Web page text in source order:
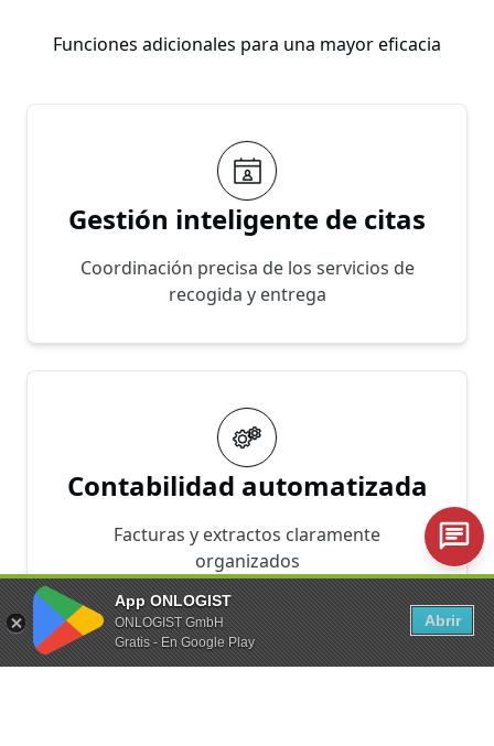
App ONLOGIST
ONLOGIST GmbH
Gratis - En Google Play
Abrir
Funciones adicionales para una mayor eficacia
Gestión inteligente de citas
Coordinación precisa de los servicios de
recogida y entrega
Contabilidad automatizada
Facturas y extractos claramente
organizados